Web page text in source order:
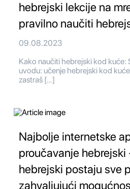
hebrejski lekcije na
pravilno naučiti
09.08.2023
Kako naučiti hebrejski kod kuće:
uvodu: učenje hebrejski kod
zastraš […]
Najbolje internetske
proučavanje hebrejski
hebrejski postaju sve
zahvaljujući